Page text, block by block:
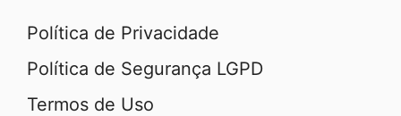
Política de Privacidade
Política de Segurança LGPD
Termos de Uso